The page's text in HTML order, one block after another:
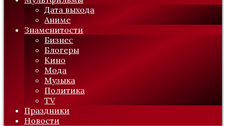
Дата выхода
Аниме
Знаменитости
Бизнес
Блогеры
Кино
Мода
Музыка
Политика
TV
Праздники
Новости